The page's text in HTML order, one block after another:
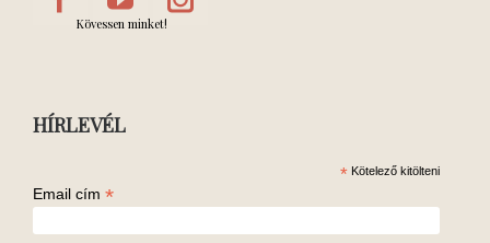
Kövessen minket!
HÍRLEVÉL
* Kötelező kitölteni
Email cím *